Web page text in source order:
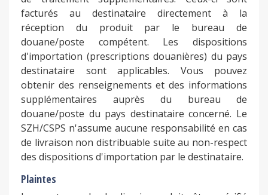
facturés au destinataire directement à la
réception du produit par le bureau de
douane/poste compétent. Les dispositions
d'importation (prescriptions douanières) du pays
destinataire sont applicables. Vous pouvez
obtenir des renseignements et des informations
supplémentaires auprès du bureau de
douane/poste du pays destinataire concerné. Le
SZH/CSPS n'assume aucune responsabilité en cas
de livraison non distribuable suite au non-respect
des dispositions d'importation par le destinataire.
Plaintes